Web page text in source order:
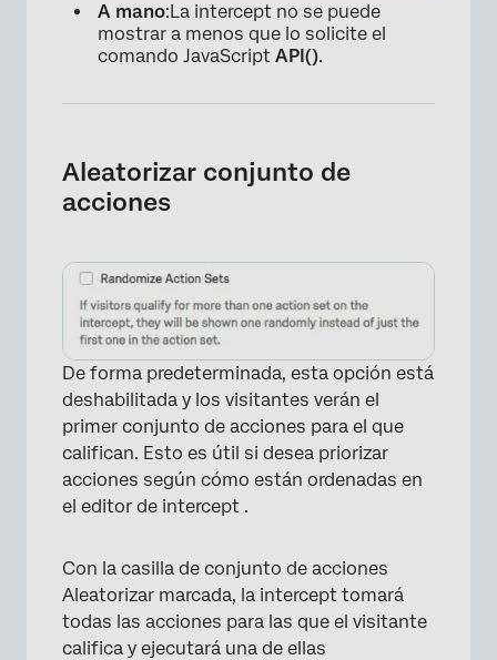
×
A mano:La intercept no se puede
mostrar a menos que lo solicite el
comando JavaScript API().
Aleatorizar conjunto de
acciones
De forma predeterminada, esta opción está
deshabilitada y los visitantes verán el
primer conjunto de acciones para el que
califican. Esto es útil si desea priorizar
acciones según cómo están ordenadas en
el editor de intercept .
Con la casilla de conjunto de acciones
Aleatorizar marcada, la intercept tomará
todas las acciones para las que el visitante
califica y ejecutará una de ellas